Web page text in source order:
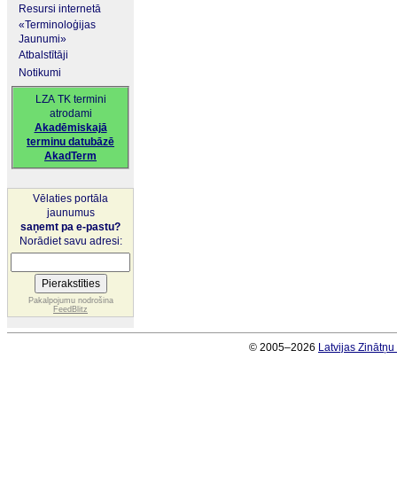
Resursi internetā
«Terminoloģijas
Jaunumi»
Atbalstītāji
Notikumi
LZA TK termini
atrodami
Akadēmiskajā
terminu datubāzē
AkadTerm
Vēlaties portāla
jaunumus
saņemt pa e-pastu?
Norādiet savu adresi:
Pakalpojumu nodrošina
FeedBlitz
© 2005–2026 Latvijas